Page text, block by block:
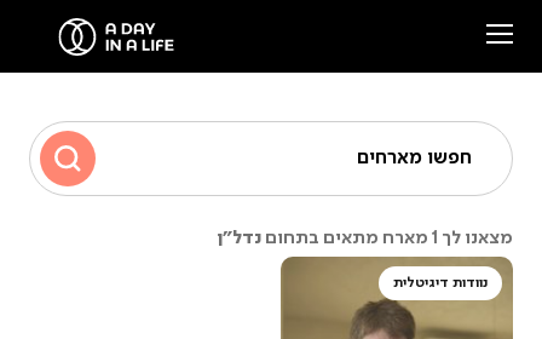
חפשו מארחים
מצאנו לך 1 מארח מתאים בתחום נדל"ן
נוודות דיגיטלית